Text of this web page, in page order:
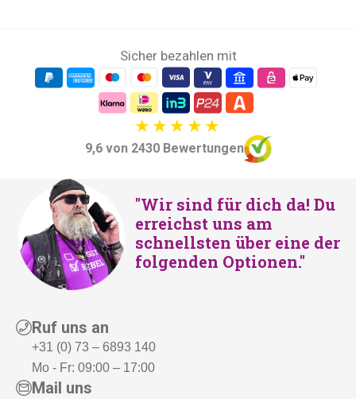
Sicher bezahlen mit
9,6 von 2430 Bewertungen
"Wir sind für dich da! Du
erreichst uns am
schnellsten über eine der
folgenden Optionen."
Ruf uns an
+31 (0) 73 – 6893 140
Mo - Fr: 09:00 – 17:00
Mail uns